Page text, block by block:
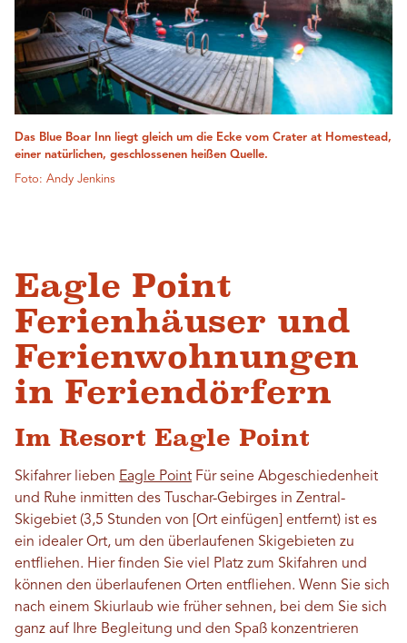
Das Blue Boar Inn liegt gleich um die Ecke vom Crater at Homestead,
einer natürlichen, geschlossenen heißen Quelle.
Foto: Andy Jenkins
Eagle Point
Ferienhäuser und
Ferienwohnungen
in Feriendörfern
Im Resort Eagle Point
Skifahrer lieben Eagle Point Für seine Abgeschiedenheit
und Ruhe inmitten des Tuschar-Gebirges in Zentral-
Skigebiet (3,5 Stunden von [Ort einfügen] entfernt) ist es
ein idealer Ort, um den überlaufenen Skigebieten zu
entfliehen. Hier finden Sie viel Platz zum Skifahren und
können den überlaufenen Orten entfliehen. Wenn Sie sich
nach einem Skiurlaub wie früher sehnen, bei dem Sie sich
ganz auf Ihre Begleitung und den Spaß konzentrieren